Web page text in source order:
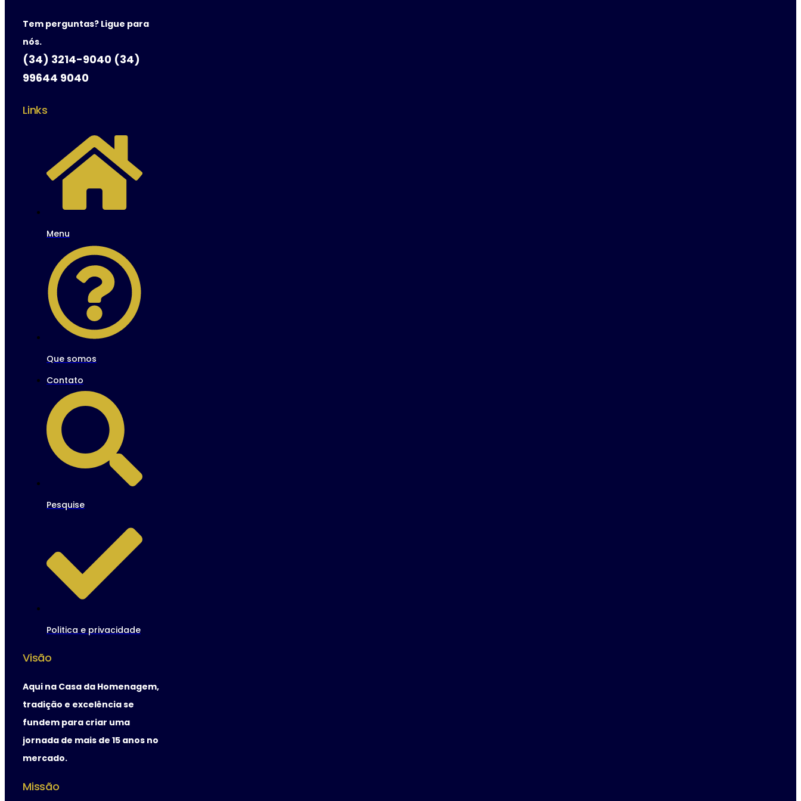
Tem perguntas? Ligue para
nós.
(34) 3214-9040 (34)
99644 9040
Links
Menu
Que somos
Contato
Pesquise
Politica e privacidade
Visão
Aqui na Casa da Homenagem,
tradição e excelência se
fundem para criar uma
jornada de mais de 15 anos no
mercado.
Missão